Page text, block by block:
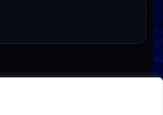
Publicidad / Advertising
– JuegoNext